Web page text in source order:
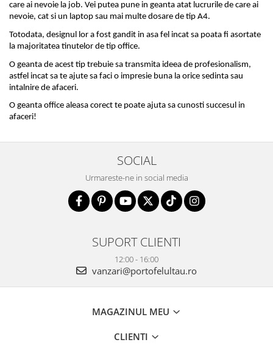
care ai nevoie la job. Vei putea pune in geanta atat lucrurile de care ai
nevoie, cat si un laptop sau mai multe dosare de tip A4.
Totodata, designul lor a fost gandit in asa fel incat sa poata fi asortate
la majoritatea tinutelor de tip office.
O geanta de acest tip trebuie sa transmita ideea de profesionalism,
astfel incat sa te ajute sa faci o impresie buna la orice sedinta sau
intalnire de afaceri.
O geanta office aleasa corect te poate ajuta sa cunosti succesul in
afaceri!
SOCIAL
Urmareste-ne in social media
SUPORT CLIENTI
12:00 - 16:00
vanzari@portofelultau.ro
MAGAZINUL MEU
CLIENTI